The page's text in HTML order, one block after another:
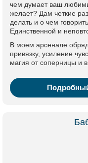
чем думает ваш
желает? Дам четкие
делать и о чем
Единственной и
В моем арсенале
привязку, усиление
магия от соперницы и